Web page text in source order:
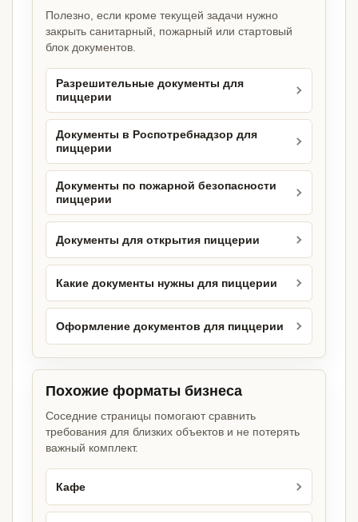
Полезно, если кроме текущей задачи нужно
закрыть санитарный, пожарный или стартовый
блок документов.
Разрешительные документы для
пиццерии
Документы в Роспотребнадзор для
пиццерии
Документы по пожарной безопасности
пиццерии
Документы для открытия пиццерии
Какие документы нужны для пиццерии
Оформление документов для пиццерии
Похожие форматы бизнеса
Соседние страницы помогают сравнить
требования для близких объектов и не потерять
важный комплект.
Кафе